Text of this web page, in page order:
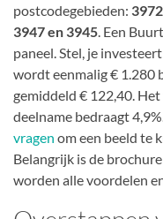
postcodegebieden:
3947 en 3945. Een
paneel. Stel, je
wordt eenmalig € 1.280
gemiddeld € 122,40.
deelname bedraagt
vragen om een beeld te
Belangrijk is de
worden alle voordelen